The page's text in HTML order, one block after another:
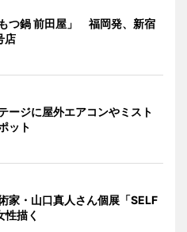
つ鍋 前田屋」 福岡発、新宿
店
ージに屋外エアコンやミスト
ット
家・山口真人さん個展「SELF
描く